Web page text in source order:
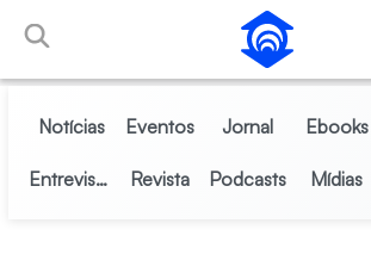
Pular para o Conteúdo principal
Notícias Eventos Jornal Ebooks
Entrevistas Revista Podcasts Mídias